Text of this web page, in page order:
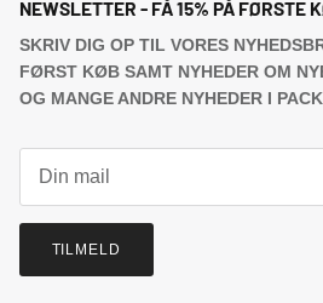
NEWSLETTER - FÅ 15% PÅ FØRSTE
SKRIV DIG OP TIL VORES
FØRST KØB SAMT NYHEDER OM
OG MANGE ANDRE NYHEDER I
TILMELD